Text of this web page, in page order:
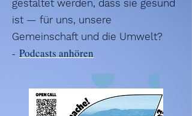
gestaltet werden, dass sie gesund
ist — für uns, unsere
Gemeinschaft und die Umwelt?
- Podcasts anhören